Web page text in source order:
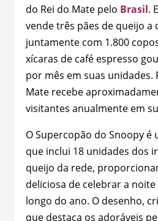
do Rei do Mate pelo Brasil.
vende três pães de queijo a
juntamente com 1.800
xícaras de café espresso
por mês em suas unidades.
Mate recebe
visitantes anualmente em
O Supercopão do Snoopy é
que inclui 18 unidades dos
queijo da rede,
deliciosa de celebrar a
longo do ano. O desenho,
que destaca os adoráveis